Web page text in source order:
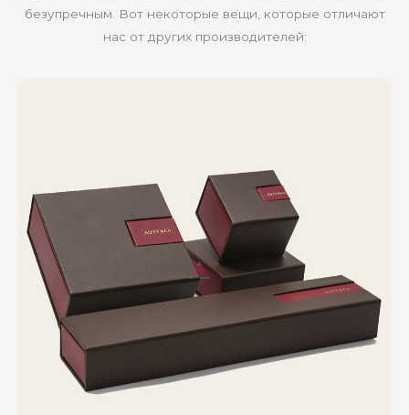
безупречным. Вот некоторые вещи, которые отличают
нас от других производителей: